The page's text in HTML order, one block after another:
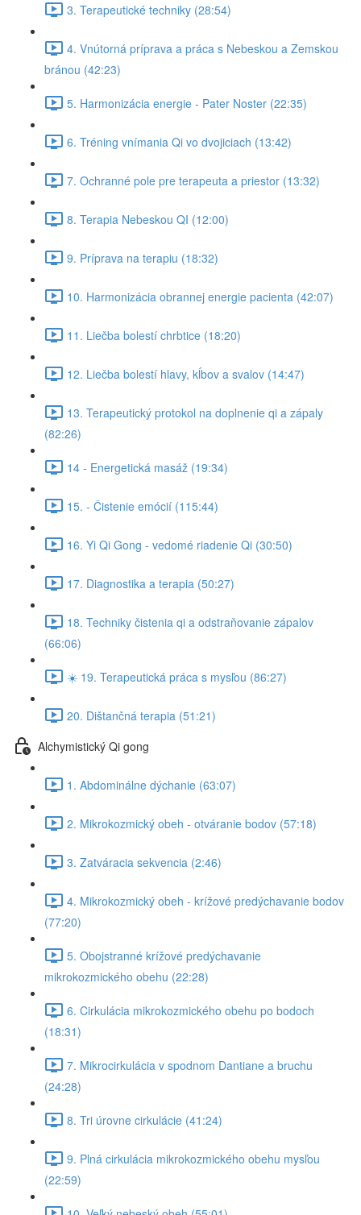
3. Terapeutické techniky (28:54)
4. Vnútorná príprava a práca s Nebeskou a Zemskou
bránou (42:23)
5. Harmonizácia energie - Pater Noster (22:35)
6. Tréning vnímania Qi vo dvojiciach (13:42)
7. Ochranné pole pre terapeuta a priestor (13:32)
8. Terapia Nebeskou QI (12:00)
9. Príprava na terapiu (18:32)
10. Harmonizácia obrannej energie pacienta (42:07)
11. Liečba bolestí chrbtice (18:20)
12. Liečba bolestí hlavy, kĺbov a svalov (14:47)
13. Terapeutický protokol na doplnenie qi a zápaly
(82:26)
14 - Energetická masáž (19:34)
15. - Čistenie emócií (115:44)
16. Yi Qi Gong - vedomé riadenie Qi (30:50)
17. Diagnostika a terapia (50:27)
18. Techniky čistenia qi a odstraňovanie zápalov
(66:06)
☀️ 19. Terapeutická práca s mysľou (86:27)
20. Dištančná terapia (51:21)
Alchymistický Qi gong
1. Abdominálne dýchanie (63:07)
2. Mikrokozmický obeh - otváranie bodov (57:18)
3. Zatváracia sekvencia (2:46)
4. Mikrokozmický obeh - krížové predýchavanie bodov
(77:20)
5. Obojstranné krížové predýchavanie
mikrokozmického obehu (22:28)
6. Cirkulácia mikrokozmického obehu po bodoch
(18:31)
7. Mikrocirkulácia v spodnom Dantiane a bruchu
(24:28)
8. Tri úrovne cirkulácie (41:24)
9. Plná cirkulácia mikrokozmického obehu mysľou
(22:59)